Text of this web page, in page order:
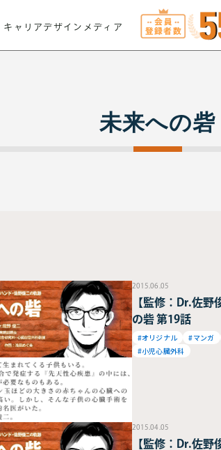
キャリアデザインメディア
未来への砦
2015.06.05
【監修：Dr.佐野
の砦 第19話
#オリジナル #マンガ
#小児心臓外科
2015.04.05
【監修：Dr.佐野